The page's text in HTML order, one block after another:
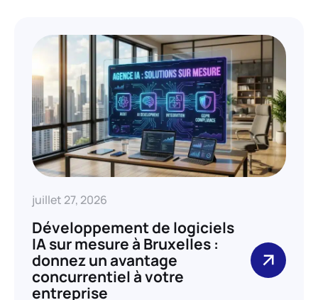
juillet 27, 2026
Développement de logiciels
IA sur mesure à Bruxelles :
donnez un avantage
concurrentiel à votre
entreprise